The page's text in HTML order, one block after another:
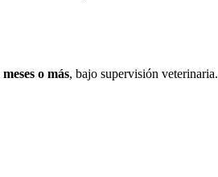
meses o más, bajo supervisión veterinaria.